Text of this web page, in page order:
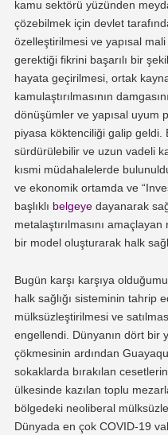
kamu sektörü yüzünden
çözebilmek için devlet
özelleştirilmesi ve yapısal
gerektiği fikrini başarılı bir
hayata geçirilmesi, ortak
kamulaştırılmasının
dönüşümler ve yapısal uyum
piyasa köktenciliği galip geldi.
sürdürülebilir ve uzun vadeli
kısmi müdahalelerde
ve ekonomik ortamda ve
başlıklı belgeyedayanarak
metalaştırılmasını
bir model oluşturarak halk
Bugün karşı karşıya
halk sağlığı sisteminin tahrip
mülksüzleştirilmesi ve
engellendi. Dünyanın dört bir
çökmesinin ardından
sokaklarda bırakılan
ülkesinde kazılan toplu
bölgedeki neoliberal
Dünyada en çok COVID-19